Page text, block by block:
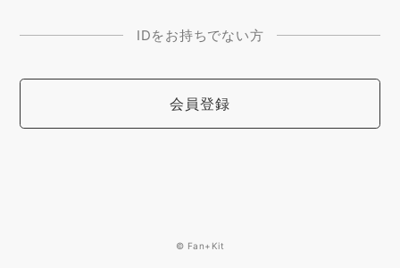
IDをお持ちでない方
会員登録
© Fan+Kit